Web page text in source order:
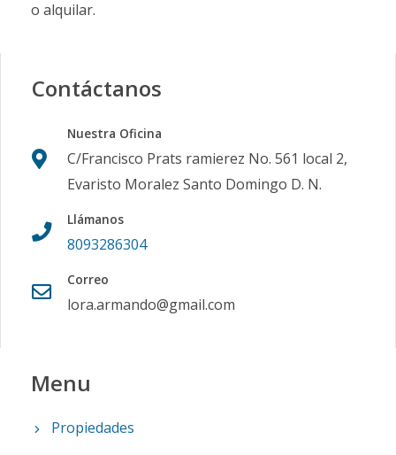
o alquilar.
Contáctanos
Nuestra Oficina
C/Francisco Prats ramierez No. 561 local 2,
Evaristo Moralez Santo Domingo D. N.
Llámanos
8093286304
Correo
lora.armando@gmail.com
Menu
Propiedades